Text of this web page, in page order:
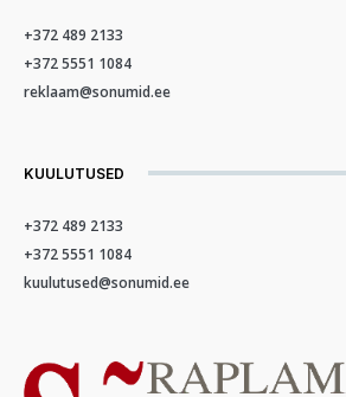
+372 489 2133
+372 5551 1084
reklaam@sonumid.ee
KUULUTUSED
+372 489 2133
+372 5551 1084
kuulutused@sonumid.ee